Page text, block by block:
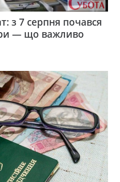
з 7 серпня почався
— що важливо